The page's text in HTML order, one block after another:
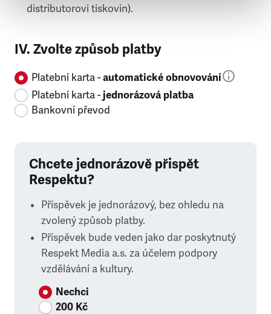
distributorovi tiskovin).
IV. Zvolte způsob platby
Platební karta -automatické obnovování
Platební karta -jednorázová platba
Bankovní převod
Chcete jednorázově přispět
Respektu?
Příspěvek je jednorázový, bez ohledu na
zvolený způsob platby.
Příspěvek bude veden jako dar poskytnutý
Respekt Media a.s. za účelem podpory
vzdělávání a kultury.
Nechci
200 Kč